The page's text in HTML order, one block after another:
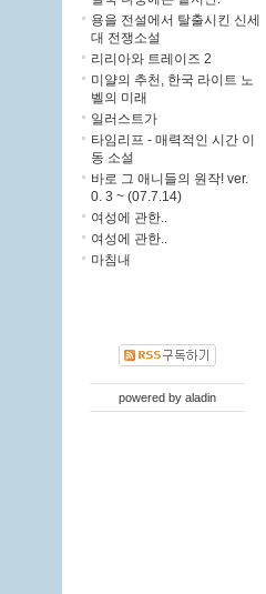
용을 전설에서 탈출시킨 신세
대 전쟁소설
리리아와 트레이즈 2
미얄의 추천, 한국 라이트 노
벨의 미래
일러스트가
타임리프 - 매력적인 시간 이
동 소설
바로 그 애니들의 원작! ver.
0. 3 ~ (07.7.14)
여성에 관한..
여성에 관한..
마침내
powered by aladin